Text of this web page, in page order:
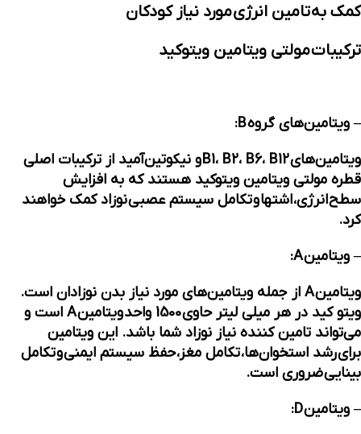
کمک بهتامین انرژیمورد نیاز کودکان
ترکیباتمولتی ویتامین ویتوکید
– ویتامین‌های گروه B:
ویتامین‌های B1، B2، B6، B12 و نیکوتین‌آمید از ترکیبات اصلی
قطره مولتی ویتامین ویتوکید هستند که به افزایش
سطحانرژی،اشتهاوتکامل سیستم عصبینوزاد کمک خواهند
کرد.
– ویتامین A:
ویتامین A از جمله ویتامین‌های مورد نیاز بدن نوزادان است.
ویتو کید در هر میلی لیتر حاوی1500 واحد
ویتامین A است و
می‌تواند تامین کننده نیاز نوزاد شما باشد. این ویتامین
برایرشد استخوان‌ها،تکامل مغز،حفظ سیستم ایمنیوتکامل
بیناییضروری است.
– ویتامین D: